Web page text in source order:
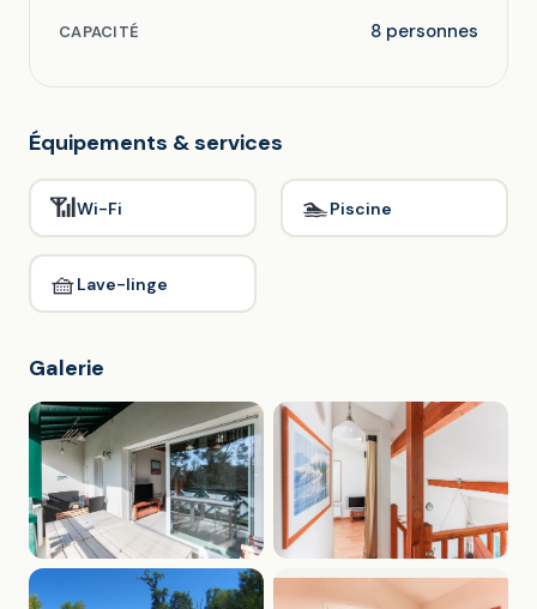
CAPACITÉ 8 personnes
Équipements & services
📶Wi-Fi 🏊Piscine
🧺Lave-linge
Galerie